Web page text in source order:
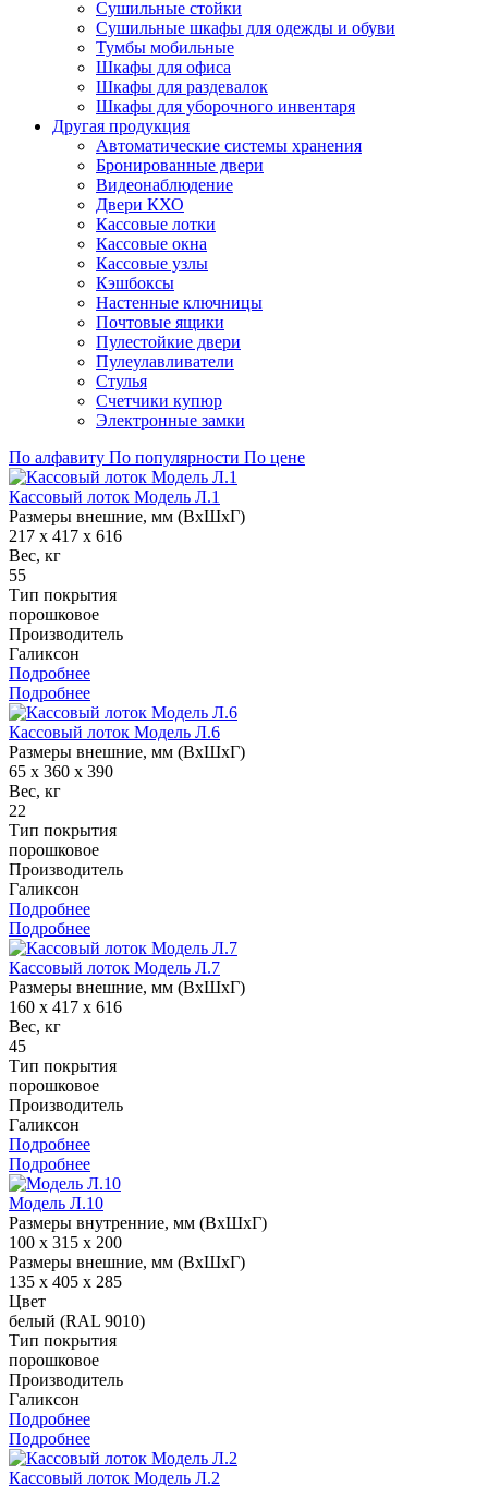
Сушильные стойки
Сушильные шкафы для одежды и обуви
Тумбы мобильные
Шкафы для офиса
Шкафы для раздевалок
Шкафы для уборочного инвентаря
Другая продукция
Автоматические системы хранения
Бронированные двери
Видеонаблюдение
Двери КХО
Кассовые лотки
Кассовые окна
Кассовые узлы
Кэшбоксы
Настенные ключницы
Почтовые ящики
Пулестойкие двери
Пулеулавливатели
Стулья
Счетчики купюр
Электронные замки
По алфавиту По популярности По цене
Кассовый лоток Модель Л.1
Размеры внешние, мм (ВхШхГ)
217 x 417 x 616
Вес, кг
55
Тип покрытия
порошковое
Производитель
Галиксон
Подробнее
Подробнее
Кассовый лоток Модель Л.6
Размеры внешние, мм (ВхШхГ)
65 x 360 x 390
Вес, кг
22
Тип покрытия
порошковое
Производитель
Галиксон
Подробнее
Подробнее
Кассовый лоток Модель Л.7
Размеры внешние, мм (ВхШхГ)
160 x 417 x 616
Вес, кг
45
Тип покрытия
порошковое
Производитель
Галиксон
Подробнее
Подробнее
Модель Л.10
Размеры внутренние, мм (ВхШхГ)
100 x 315 x 200
Размеры внешние, мм (ВхШхГ)
135 x 405 x 285
Цвет
белый (RAL 9010)
Тип покрытия
порошковое
Производитель
Галиксон
Подробнее
Подробнее
Кассовый лоток Модель Л.2